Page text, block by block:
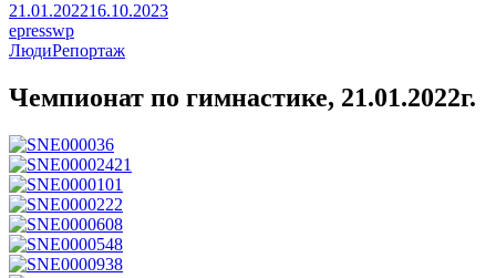
21.01.202216.10.2023
epresswp
ЛюдиРепортаж
Чемпионат по гимнастике, 21.01.2022г.